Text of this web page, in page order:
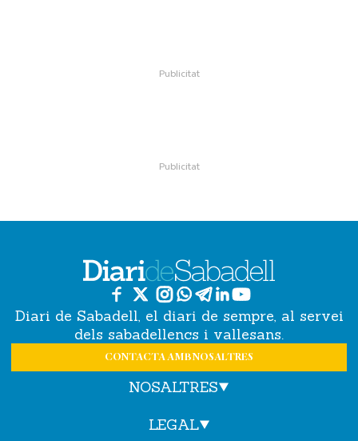
Diari de Sabadell, el diari de sempre, al servei
dels sabadellencs i vallesans.
CONTACTA AMB NOSALTRES
NOSALTRES
LEGAL